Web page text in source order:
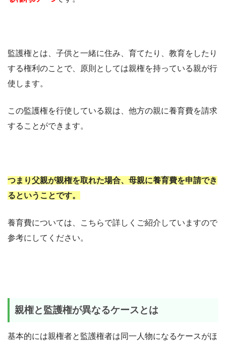
監護権とは、子供と一緒に住み、育てたり、教育をしたり
する権利のことで、原則としては親権を持っている親が行
使します。
この監護権を行使している親は、他方の親に養育費を請求
することができます。
つまり父親が親権を取れた場合、母親に養育費を申請でき
るということです。
養育費については、こちらで詳しくご紹介していますので
参考にしてください。
親権と監護権が異なるケースとは
基本的には親権者と監護権者は同一人物になるケースがほ